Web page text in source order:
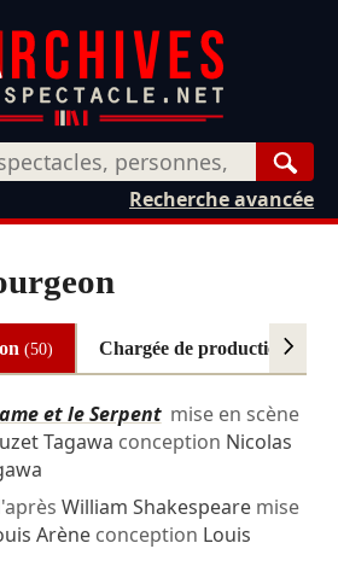
Recherche avancée
(50) Chargée de production(10)
et le Serpentmise en scène
Tagawa conception Nicolas
William Shakespearemise
Arèneconception Louis